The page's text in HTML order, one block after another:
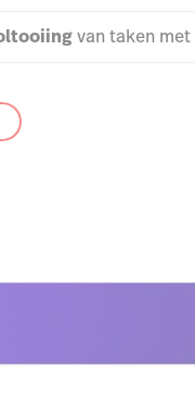
van taken